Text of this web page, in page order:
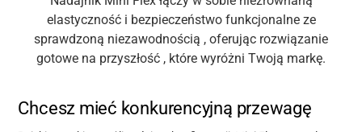
elastyczność i bezpieczeństwo funkcjonalne ze
sprawdzoną niezawodnością , oferując rozwiązanie
gotowe na przyszłość , które wyróżni Twoją markę.
Chcesz mieć konkurencyjną przewagę